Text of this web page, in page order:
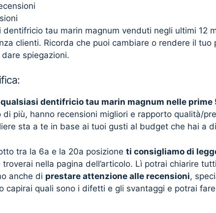
dentifricio tau marin magnum venduti negli ultimi 12
clienti. Ricorda che puoi cambiare o rendere il
spiegazioni.
dentifricio tau marin magnum nelle prime
più, hanno recensioni migliori e rapporto qualità/
sta a te in base ai tuoi gusti al budget che hai a
tra la 6a e la 20a posizione ti consigliamo di
troverai nella pagina dell’articolo. Lì potrai chiarire
anche di prestare attenzione alle recensioni,
capirai quali sono i difetti e gli svantaggi e potrai